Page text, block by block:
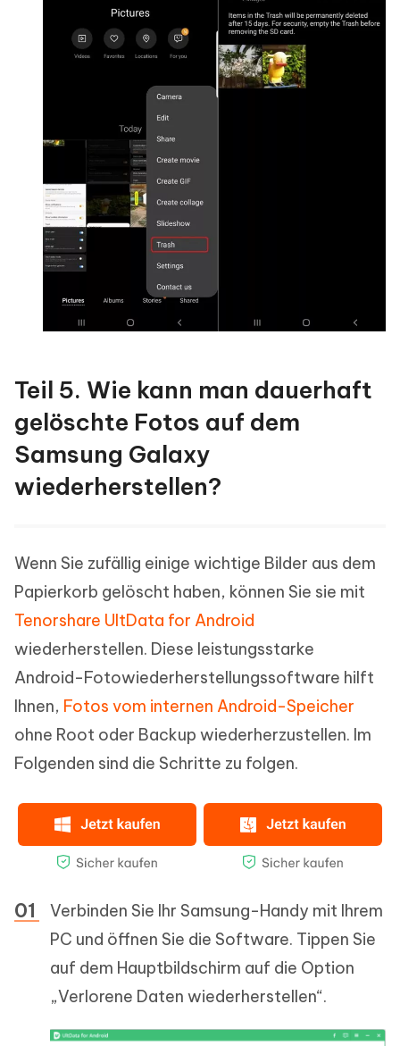
Teil 5. Wie kann man dauerhaft
gelöschte Fotos auf dem
Samsung Galaxy
wiederherstellen?
Wenn Sie zufällig einige wichtige Bilder aus dem
Papierkorb gelöscht haben, können Sie sie mit
Tenorshare UltData for Android
wiederherstellen. Diese leistungsstarke
Android-Fotowiederherstellungssoftware hilft
Ihnen, Fotos vom internen Android-Speicher
ohne Root oder Backup wiederherzustellen. Im
Folgenden sind die Schritte zu folgen.
Verbinden Sie Ihr Samsung-Handy mit Ihrem
PC und öffnen Sie die Software. Tippen Sie
auf dem Hauptbildschirm auf die Option
„Verlorene Daten wiederherstellen“.